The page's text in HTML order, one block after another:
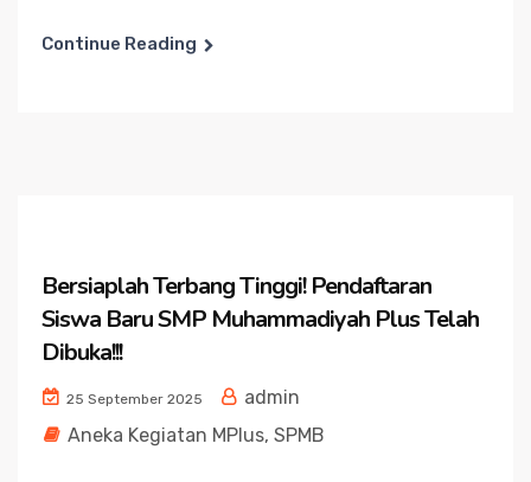
Continue Reading
Bersiaplah Terbang Tinggi! Pendaftaran
Siswa Baru SMP Muhammadiyah Plus Telah
Dibuka!!!
25 September 2025
admin
Aneka Kegiatan MPlus, SPMB